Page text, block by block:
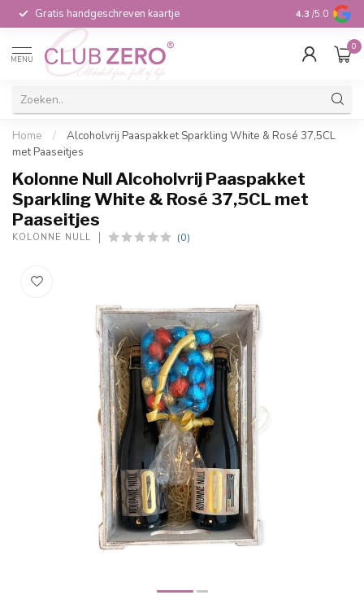
Gratis handgeschreven kaartje Voor 16:00
4.3 /5.0
MENU
0
Home /
Alcoholvrij Paaspakket Sparkling White & Rosé 37,5CL
met Paaseitjes
Kolonne Null Alcoholvrij Paaspakket
Sparkling White & Rosé 37,5CL met
Paaseitjes
KOLONNE NULL (0)